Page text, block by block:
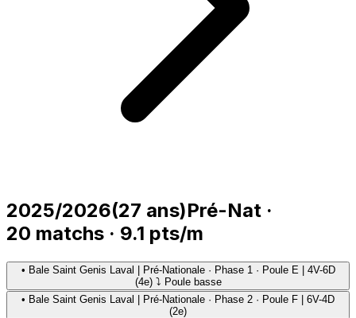
2025/2026(27 ans)Pré-Nat ·
20 matchs · 9.1 pts/m
• Bale Saint Genis Laval | Pré-Nationale · Phase 1 · Poule E | 4V-6D
(4e) ⤵ Poule basse
• Bale Saint Genis Laval | Pré-Nationale · Phase 2 · Poule F | 6V-4D
(2e)